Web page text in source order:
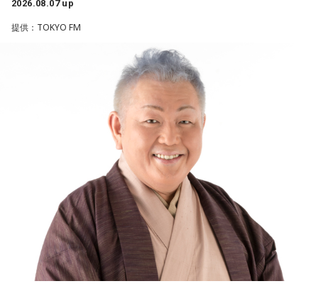
（土）午前1時〜3時）
■パーソナリティ：中島健人
kenty@allnightnippon.com
■番組公式X：@Ann_Since1967
■番組ハッシュタグ：#中島健人ANN
た世界最大級の音楽フェスティバル「SXSW（サウス・バイ・
サウスウエスト）」の出演や中国ツアーの開催など、海外で
のライブも経験。そのほか、2019年公開の映画「惡の華」で
は主題歌と劇中歌を担当し、今年4月から放送されたテレビド
ラマ版「惡の華」では、たかはしほのかさんが劇伴を担当。
そして、今秋には初のアジアツアーの開催が決定していま
遠山：僕は「惡の華」が好きで、（テレビドラマ版ではW主
演の）あのちゃんと鈴木福くんがめちゃくちゃ素晴らしかっ
たですけど、そういうドラマの音楽って、どう作っていく
ほのか：私も今回初めて関わらせてもらったんですけど、今
まで作ってきたライブでやる曲やバンドでやる曲の作り方と
は全然違って……ドラマの映像にいかに没頭させるかが重要と
いうか。リーガルリリーでは、音楽を聴いてほしくて作って
2026.08.07 up
提供：TOKYO FM